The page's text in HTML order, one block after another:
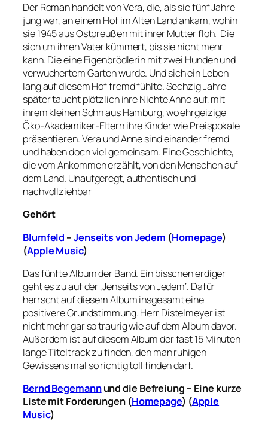
Der Roman handelt von Vera, die, als sie fünf Jahre
jung war, an einem Hof im Alten Land ankam, wohin
sie 1945 aus Ostpreußen mit ihrer Mutter floh. Die
sich um ihren Vater kümmert, bis sie nicht mehr
kann. Die eine Eigenbrödlerin mit zwei Hunden und
verwuchertem Garten wurde. Und sich ein Leben
lang auf diesem Hof fremd fühlte. Sechzig Jahre
später taucht plötzlich ihre Nichte Anne auf, mit
ihrem kleinen Sohn aus Hamburg, wo ehrgeizige
Öko-Akademiker-Eltern ihre Kinder wie Preispokale
präsentieren. Vera und Anne sind einander fremd
und haben doch viel gemeinsam. Eine Geschichte,
die vom Ankommen erzählt, von den Menschen auf
dem Land. Unaufgeregt, authentisch und
nachvollziehbar
Gehört
Blumfeld –Jenseits von Jedem (Homepage)
(Apple Music)
Das fünfte Album der Band. Ein bisschen erdiger
geht es zu auf der ‚Jenseits von Jedem‘. Dafür
herrscht auf diesem Album insgesamt eine
positivere Grundstimmung. Herr Distelmeyer ist
nicht mehr gar so traurig wie auf dem Album davor.
Außerdem ist auf diesem Album der fast 15 Minuten
lange Titeltrack zu finden, den man ruhigen
Gewissens mal so richtig toll finden darf.
Bernd Begemannund die Befreiung – Eine kurze
Liste mit Forderungen (Homepage) (Apple
Music)